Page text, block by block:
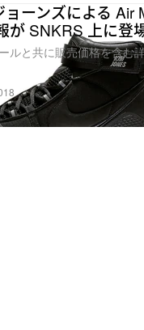
ーンズによる Air
が SNKRS 上に登
ルと共に販売価格を含む